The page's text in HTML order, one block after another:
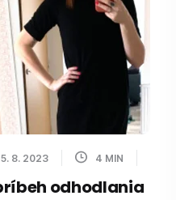
8. 2023 4 MIN
odhodlania